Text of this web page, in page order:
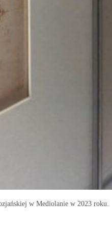
w Mediolanie w 2023 roku.